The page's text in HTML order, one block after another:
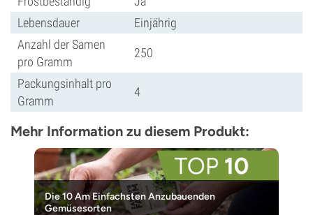
Lebensdauer
Einjährig
Anzahl der Samen
pro Gramm
250
Packungsinhalt pro
Gramm
4
Mehr Information zu diesem Produkt:
Die 10 Am Einfachsten Anzubauenden
Gemüsesorten